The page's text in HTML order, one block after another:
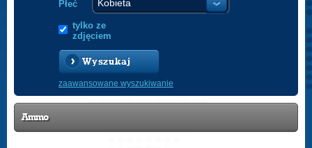
Płeć
tylko ze
zdjęciem
Wyszukaj
zaawansowane wyszukiwanie
Ammo